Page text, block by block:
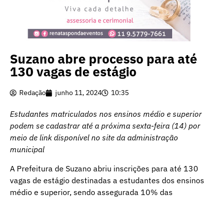
Suzano abre processo para até
130 vagas de estágio
Redação junho 11, 2024 10:35
Estudantes matriculados nos ensinos médio e superior
podem se cadastrar até a próxima sexta-feira (14) por
meio de link disponível no site da administração
municipal
A Prefeitura de Suzano abriu inscrições para até 130
vagas de estágio destinadas a estudantes dos ensinos
médio e superior, sendo assegurada 10% das